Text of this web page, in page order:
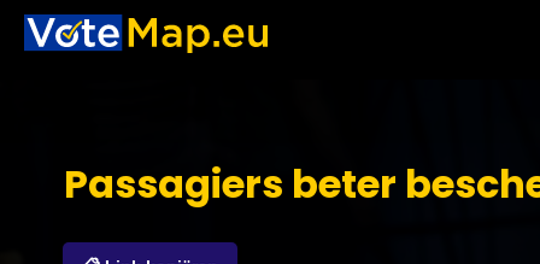
Passagiers beter